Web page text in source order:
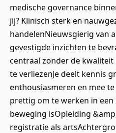
medische governance
jij? Klinisch sterk en
handelenNieuwsgierig van
gevestigde inzichten te
centraal zonder de
te verliezenJe deelt kennis
enthousiasmeren en mee
prettig om te werken in
beweging isOpleiding
registratie als